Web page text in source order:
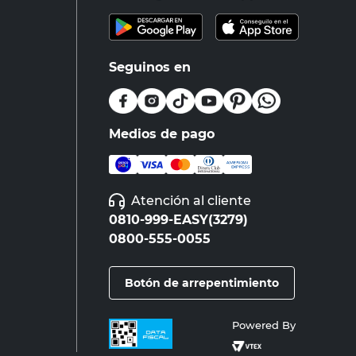
Seguinos en
Medios de pago
Atención al cliente
0810-999-EASY(3279)
0800-555-0055
Botón de arrepentimiento
Powered By